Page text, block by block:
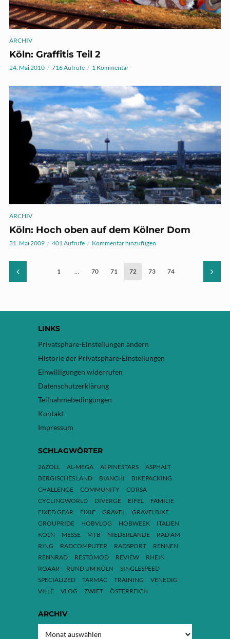
ARCHIV
Köln: Graffitis Teil 2
24. Mai 2010 716 Aufrufe 1 Kommentar
ARCHIV
Köln: Hoch oben auf dem Kölner Dom
31. Mai 2009 401 Aufrufe Kommentar hinzufügen
1 … 70 71 72 73 74
LINKS
Privatsphäre-Einstellungen ändern
Historie der Privatsphäre-Einstellungen
Einwilligungen widerrufen
Datenschutzerklärung
Teilnahmebedingungen
Kontakt
Impressum
SCHLAGWÖRTER
26ZOLL AL-MEGA ALPINESTARS
ASPHALT
BERGISCHES LAND
BIANCHI
BIKEPACKING
CHALLENGE
COMMUNITY
CORSA
CYCLINGWORLD
DIVERGE EIFEL
FAMILIE
FIXED GEAR
FIXIE GRAVEL
GRAVELBIKE
GROUPRIDE
HOBVLOG HOBWEEK
ITALIEN
KÖLN
MESSE MTB NIEDERLANDE
RAD AM
RING
RADCOMPUTER RADSPORT
RENNEN
RENNRAD
RESTOMOD REVIEW
RHEIN
ROAAR
RUND UM KÖLN
SINGLESPEED
SPECIALIZED
TARMAC TRAINING
VENEDIG
VILLE
VLOG ZWIFT ÖSTERREICH
ARCHIV